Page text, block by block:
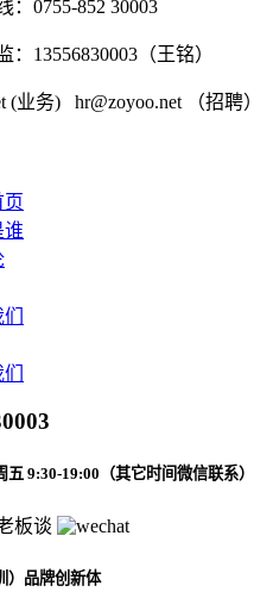
：0755-852 30003
：13556830003（王铭）
(业务) hr@zoyoo.net （招聘）
页
谁
五 9:30-19:00（其它时间微信联系）
板谈
）品牌创新体